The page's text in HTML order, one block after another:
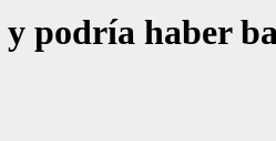
podría haber